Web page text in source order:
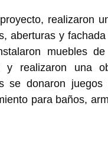
realizaron
aberturas y
muebles
y realizaron una
se donaron
para baños,